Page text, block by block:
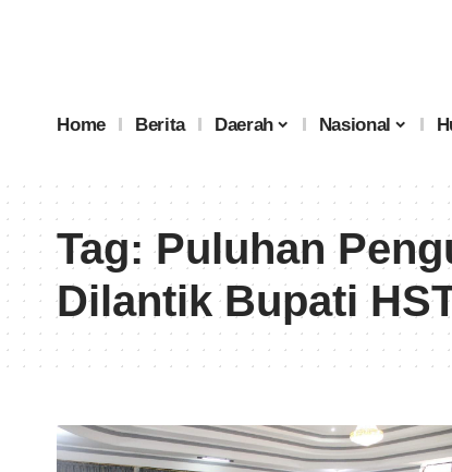
Home Berita Daerah Nasional
Tag:Puluhan
Dilantik Bupati